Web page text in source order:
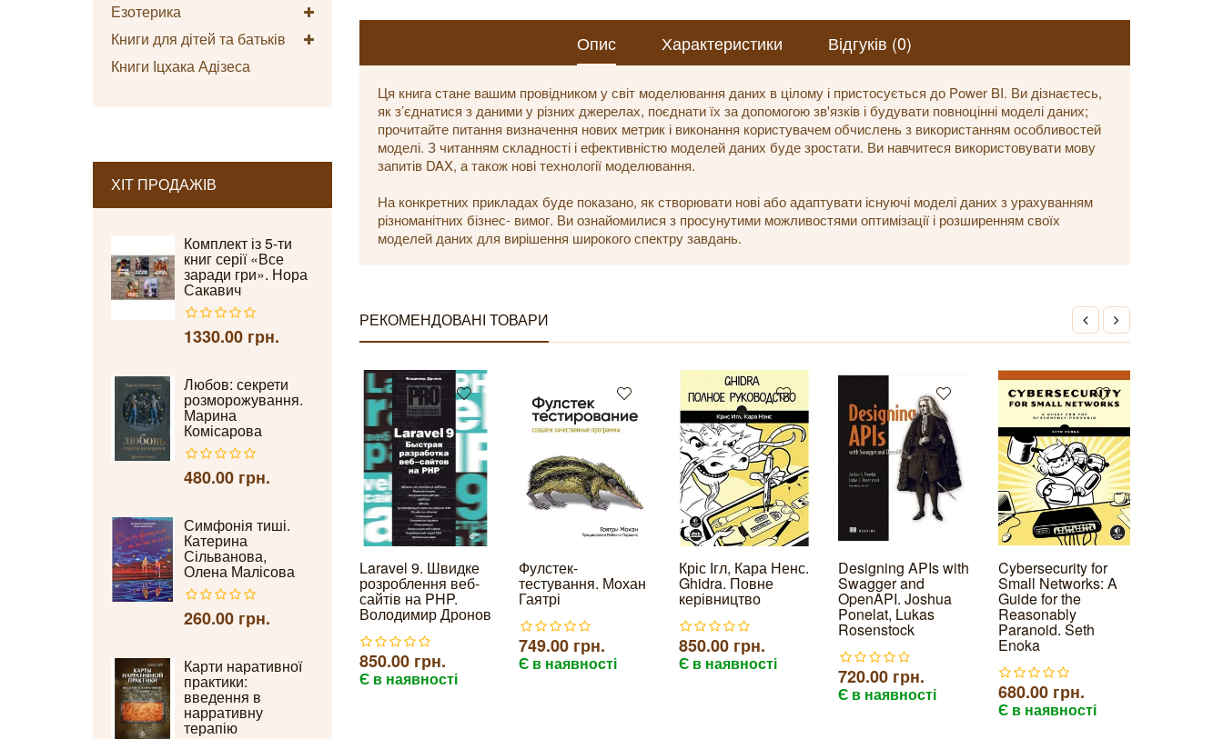
Езотерика
Книги для дітей та батьків
Книги Іцхака Адізеса
ХІТ ПРОДАЖІВ
Комплект із 5-ти
книг серії «Все
заради гри». Нора
Сакавич
1330.00 грн.
Любов: секрети
розморожування.
Марина
Комісарова
480.00 грн.
Симфонія тиші.
Катерина
Сільванова,
Олена Малісова
260.00 грн.
Карти наративної
практики:
введення в
нарративну
терапію
Опис Характеристики Відгуків (0)
Ця книга стане вашим провідником у світ моделювання даних в цілому і пристосується до Power BI. Ви дізнаєтесь,
як з’єднатися з даними у різних джерелах, поєднати їх за допомогою зв'язків і будувати повноцінні моделі даних;
прочитайте питання визначення нових метрик і виконання користувачем обчислень з використанням особливостей
моделі. З читанням складності і ефективністю моделей даних буде зростати. Ви навчитеся використовувати мову
запитів DAX, а також нові технології моделювання.
На конкретних прикладах буде показано, як створювати нові або адаптувати існуючі моделі даних з урахуванням
різноманітних бізнес- вимог. Ви ознайомилися з просунутими можливостями оптимізації і розширенням своїх
моделей даних для вирішення широкого спектру завдань.
РЕКОМЕНДОВАНІ ТОВАРИ
Laravel 9. Швидке
розроблення веб-
сайтів на PHP.
Володимир Дронов
850.00 грн.
Є в наявності
Фулстек-
тестування. Мохан
Гаятрі
749.00 грн.
Є в наявності
Кріс Ігл, Кара Ненс.
Ghidra. Повне
керівництво
850.00 грн.
Є в наявності
Designing APIs with
Swagger and
OpenAPI. Joshua
Ponelat, Lukas
Rosenstock
720.00 грн.
Є в наявності
Cybersecurity for
Small Networks: A
Guide for the
Reasonably
Paranoid. Seth
Enoka
680.00 грн.
Є в наявності